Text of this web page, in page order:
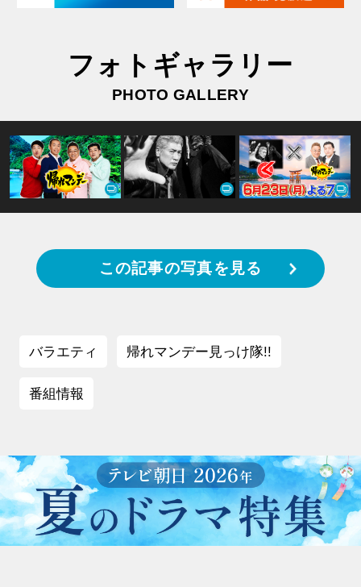
フォトギャラリー
PHOTO GALLERY
この記事の写真を見る
バラエティ 帰れマンデー見っけ隊!!
番組情報